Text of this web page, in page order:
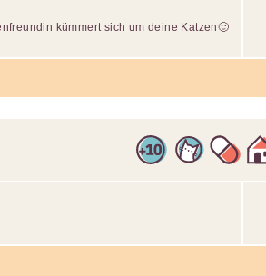
kümmert sich um deine Katzen🙂